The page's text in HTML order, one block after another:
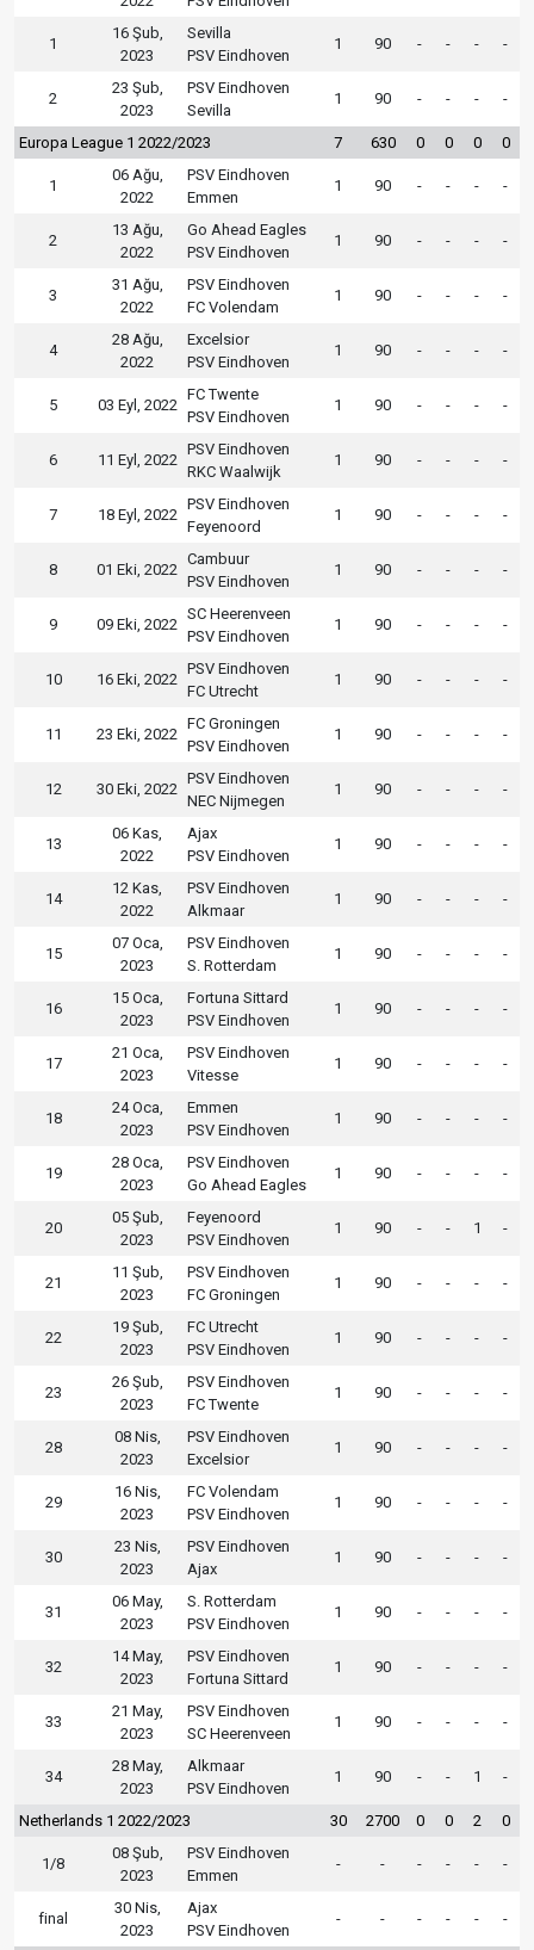
1
16 Şub,
2023
Sevilla
PSV Eindhoven
1 90 - - - -
2
23 Şub,
2023
PSV Eindhoven
Sevilla
1 90 - - - -
Europa League 1 2022/2023 7 630 0 0 0 0
1
06 Ağu,
2022
PSV Eindhoven
Emmen
1 90 - - - -
2
13 Ağu,
2022
Go Ahead Eagles
PSV Eindhoven
1 90 - - - -
3
31 Ağu,
2022
PSV Eindhoven
FC Volendam
1 90 - - - -
4
28 Ağu,
2022
Excelsior
PSV Eindhoven
1 90 - - - -
5 03 Eyl, 2022
FC Twente
PSV Eindhoven
1 90 - - - -
6 11 Eyl, 2022
PSV Eindhoven
RKC Waalwijk
1 90 - - - -
7 18 Eyl, 2022
PSV Eindhoven
Feyenoord
1 90 - - - -
8 01 Eki, 2022
Cambuur
PSV Eindhoven
1 90 - - - -
9 09 Eki, 2022
SC Heerenveen
PSV Eindhoven
1 90 - - - -
10 16 Eki, 2022
PSV Eindhoven
FC Utrecht
1 90 - - - -
11 23 Eki, 2022
FC Groningen
PSV Eindhoven
1 90 - - - -
12 30 Eki, 2022
PSV Eindhoven
NEC Nijmegen
1 90 - - - -
13
06 Kas,
2022
Ajax
PSV Eindhoven
1 90 - - - -
14
12 Kas,
2022
PSV Eindhoven
Alkmaar
1 90 - - - -
15
07 Oca,
2023
PSV Eindhoven
S. Rotterdam
1 90 - - - -
16
15 Oca,
2023
Fortuna Sittard
PSV Eindhoven
1 90 - - - -
17
21 Oca,
2023
PSV Eindhoven
Vitesse
1 90 - - - -
18
24 Oca,
2023
Emmen
PSV Eindhoven
1 90 - - - -
19
28 Oca,
2023
PSV Eindhoven
Go Ahead Eagles
1 90 - - - -
20
05 Şub,
2023
Feyenoord
PSV Eindhoven
1 90 - - 1 -
21
11 Şub,
2023
PSV Eindhoven
FC Groningen
1 90 - - - -
22
19 Şub,
2023
FC Utrecht
PSV Eindhoven
1 90 - - - -
23
26 Şub,
2023
PSV Eindhoven
FC Twente
1 90 - - - -
28
08 Nis,
2023
PSV Eindhoven
Excelsior
1 90 - - - -
29
16 Nis,
2023
FC Volendam
PSV Eindhoven
1 90 - - - -
30
23 Nis,
2023
PSV Eindhoven
Ajax
1 90 - - - -
31
06 May,
2023
S. Rotterdam
PSV Eindhoven
1 90 - - - -
32
14 May,
2023
PSV Eindhoven
Fortuna Sittard
1 90 - - - -
33
21 May,
2023
PSV Eindhoven
SC Heerenveen
1 90 - - - -
34
28 May,
2023
Alkmaar
PSV Eindhoven
1 90 - - 1 -
Netherlands 1 2022/2023 30 2700 0 0 2 0
1/8
08 Şub,
2023
PSV Eindhoven
Emmen
- - - - - -
final
30 Nis,
2023
Ajax
PSV Eindhoven
- - - - - -